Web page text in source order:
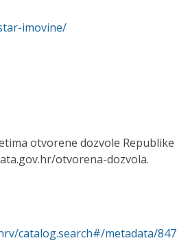
imovine/
otvorene dozvole Republike
otvorena-dozvola.
catalog.search#/metadata/847